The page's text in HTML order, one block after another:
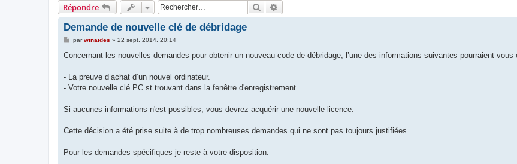
Répondre Rechercher
Demande de nouvelle clé de débridage
M
s
g
parwinaides » 22 sept. 2014, 20:14
Concernant les nouvelles demandes pour obtenir un nouveau code de débridage, l’une des informations suivantes pourraient vous
- La preuve d’achat d’un nouvel ordinateur.
- Votre nouvelle clé PC st trouvant dans la fenêtre d'enregistrement.
Si aucunes informations n'est possibles, vous devrez acquérir une nouvelle licence.
Cette décision a été prise suite à de trop nombreuses demandes qui ne sont pas toujours justifiées.
Pour les demandes spécifiques je reste à votre disposition.